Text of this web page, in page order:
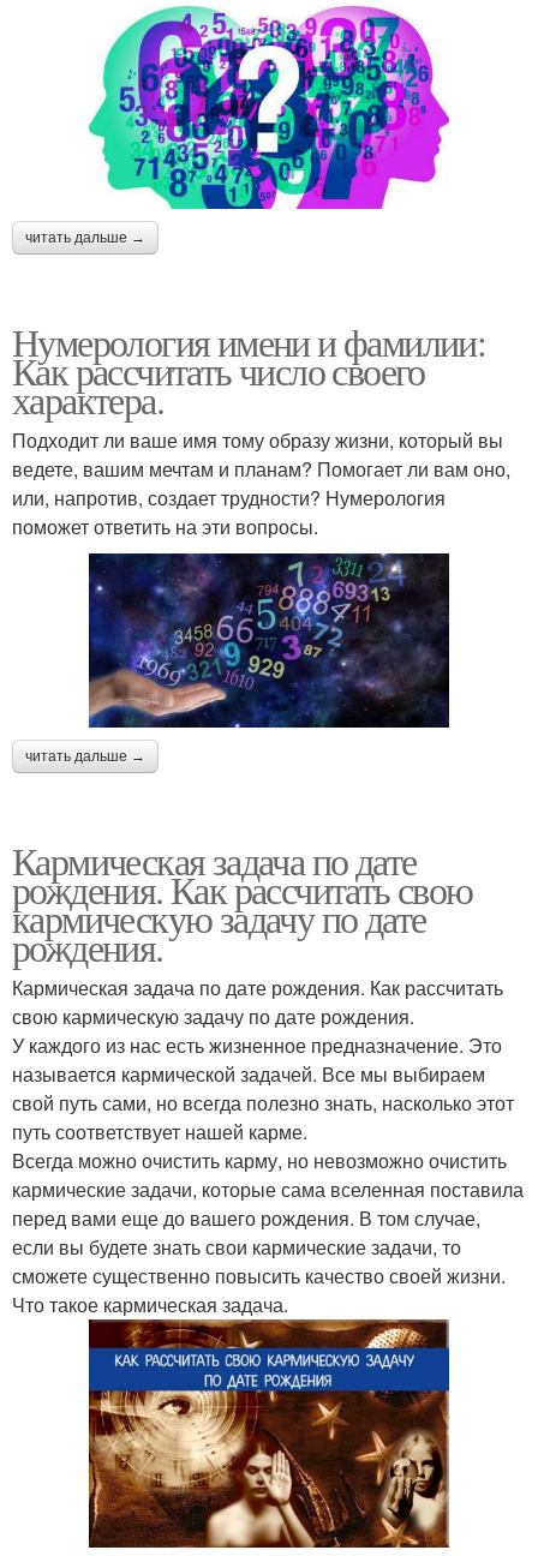
читать дальше →
Нумерология имени и фамилии:
Как рассчитать число своего
характера.
Подходит ли ваше имя тому образу жизни, который вы
ведете, вашим мечтам и планам? Помогает ли вам оно,
или, напротив, создает трудности? Нумерология
поможет ответить на эти вопросы.
читать дальше →
Кармическая задача по дате
рождения. Как рассчитать свою
кармическую задачу по дате
рождения.
Кармическая задача по дате рождения. Как рассчитать
свою кармическую задачу по дате рождения.
У каждого из нас есть жизненное предназначение. Это
называется кармической задачей. Все мы выбираем
свой путь сами, но всегда полезно знать, насколько этот
путь соответствует нашей карме.
Всегда можно очистить карму, но невозможно очистить
кармические задачи, которые сама вселенная поставила
перед вами еще до вашего рождения. В том случае,
если вы будете знать свои кармические задачи, то
сможете существенно повысить качество своей жизни.
Что такое кармическая задача.